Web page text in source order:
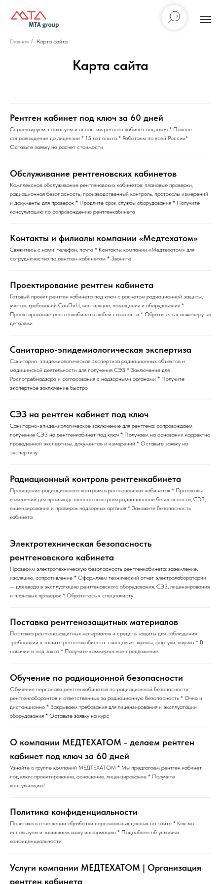
Главная / Карта сайта
Карта сайта
Рентген кабинет под ключ за 60 дней
Спроектируем, согласуем и оснастим рентген кабинет под ключ * Полное
сопровождение до лицензии * 15 лет опыта * Работаем по всей России*
Оставьте заявку на расчет стоимости
Обслуживание рентгеновских кабинетов
Комплексное обслуживание рентгеновских кабинетов: плановые проверки,
радиационная безопасность, производственный контроль, протоколы измерений
и документы для проверок * Продлите срок службы оборудования * Получите
консультацию по сопровождению рентгенкабинета
Контакты и филиалы компании «Медтехатом»
Свяжитесь с нами: телефон, почта * Контакты компании «Медтехатом» для
сотрудничества по рентген-кабинетам * Звоните!
Проектирование рентген кабинета
Готовый проект рентген кабинета под ключ с расчетом радиационной защиты,
учетом требований СанПиН, вентиляции, помещения и оборудования *
Проектирование рентгенкабинета любой сложности * Обратитесь к инженеру за
деталями
Санитарно-эпидемиологическая экспертиза
Санитарно-эпидемиологическая экспертиза радиационных объектов и
медицинской деятельности для получения СЭЗ * Заключение для
Роспотребнадзора и согласования с надзорными органами * Получите
экспертное заключение быстро
СЭЗ на рентген кабинет под ключ
Санитарно-эпидемиологическое заключение для рентгена: сопровождаем
получение СЭЗ на рентгенкабинет под ключ * Получаем на основании корректно
проведенной экспертизы, документов и измерений * Оставьте заявку на
экспертизу
Радиационный контроль рентгенкабинета
Проведение радиационного контроля в рентгеновских кабинетах * Протоколы
измерений для производственного контроля радиационной безопасности, СЭЗ,
лицензирования и проверок надзорных органов * Закажите безопасность
кабинета
Электротехническая безопасность
рентгеновского кабинета
Проверим электротехническую безопасность рентгенкабинета: заземление,
изоляцию, сопротивление * Оформляем технический отчет электролаборатории
— для ввода в эксплуатацию рентгеновского оборудования, СЭЗ, лицензирования
и плановых проверок * Обратитесь к специалисту
Поставка рентгенозащитных материалов
Поставка рентгенозащитных материалов и средств защиты для соблюдения
требований к защите рентгенкабинета: свинцовые экраны, фартуки, ширмы * В
наличии и под заказ * Получите коммерческое предложение
Обучение по радиационной безопасности
Обучение персонала рентгенкабинетов по радиационной безопасности:
рентгенлаборантов и ответственных за радиационную безопасность * Очно и
дистанционно * Закрываем требования для лицензирования и эксплуатации
оборудования * Оставьте заявку на курс
О компании МЕДТЕХАТОМ - делаем рентген
кабинет под ключ за 60 дней
Узнайте о группе компаний МЕДТЕХАТОМ * Мы предлагаем рентген кабинет
под ключ: проектирование, оснащение, лицензирование * Получите
консультацию!
Политика конфиденциальности
Политика в отношении обработки персональных данных на сайте * Как мы
используем и защищаем вашу информацию * Подробнее об условиях
конфиденциальности
Услуги компании МЕДТЕХАТОМ | Организация
рентген кабинета